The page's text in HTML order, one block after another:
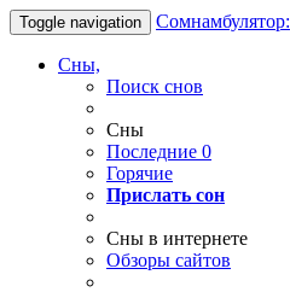
Toggle navigation Сомнамбулятор:
Сны,
Поиск снов
Сны
Последние 0
Горячие
Прислать сон
Сны в интернете
Обзоры сайтов